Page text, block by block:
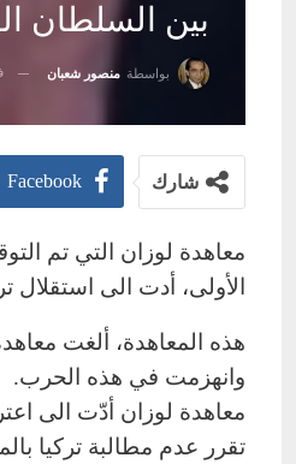
بين السلطان
بواسطة منصور شعبان
شارك Facebook
الأولى، أدت الى استقلال
وانهزمت في هذه الحرب.
معاهدة لوزان أدّت الى
تقرر عدم مطالبة تركيا